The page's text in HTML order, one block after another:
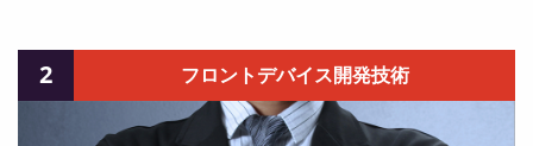
2 フロントデバイス開発技術